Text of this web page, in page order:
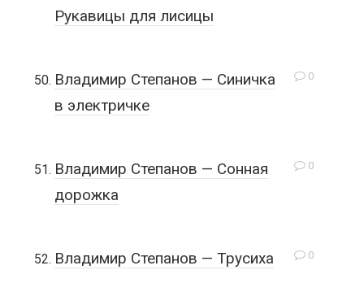
Рукавицы для лисицы
0
Владимир Степанов — Синичка
в электричке
0
Владимир Степанов — Сонная
дорожка
0
Владимир Степанов — Трусиха